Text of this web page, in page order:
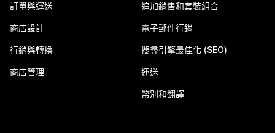
訂單與運送
商店設計
行銷與轉換
商店管理
追加銷售和套裝組合
電子郵件行銷
搜尋引擎最佳化 (SEO)
運送
幣別和翻譯